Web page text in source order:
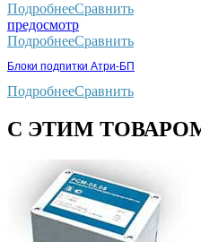
ПодробнееСравнить
предосмотр
ПодробнееСравнить
Блоки подпитки Атри-БП
ПодробнееСравнить
С ЭТИМ